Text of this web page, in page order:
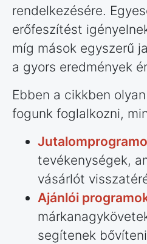
rendelkezésére.
erőfeszítést
míg mások egyszerű
a gyors eredmények
Ebben a cikkben
fogunk foglalkozni,
tevékenységek,
vásárlót
Ajánlói
segítenek